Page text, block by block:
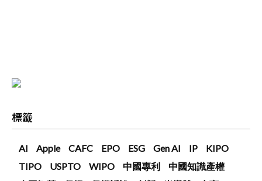
標籤
AI Apple CAFC EPO ESG Gen AI IP
KIPO
TIPO
USPTO WIPO 中國專利
中國知識產權